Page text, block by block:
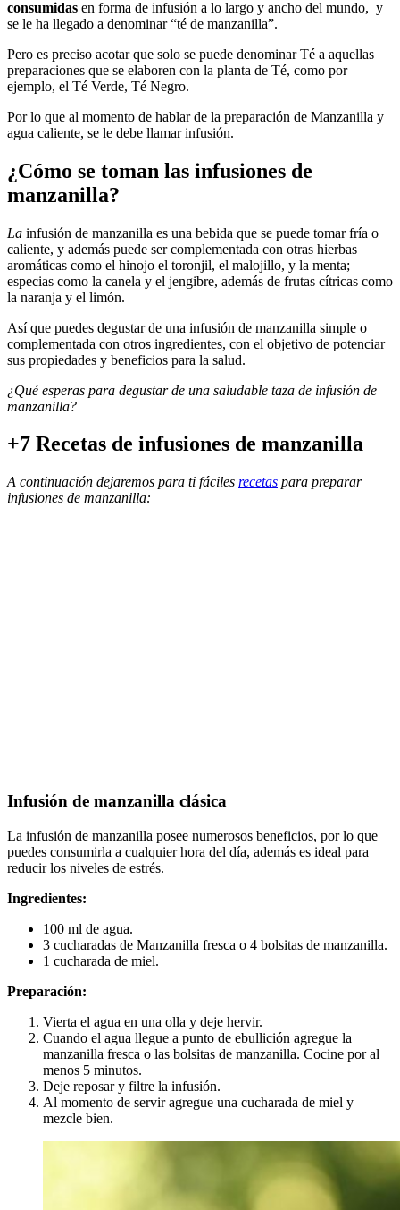
consumidas en forma de infusión a lo largo y ancho del mundo, y
se le ha llegado a denominar “té de manzanilla”.
Pero es preciso acotar que solo se puede denominar Té a aquellas
preparaciones que se elaboren con la planta de Té, como por
ejemplo, el Té Verde, Té Negro.
Por lo que al momento de hablar de la preparación de Manzanilla y
agua caliente, se le debe llamar infusión.
¿Cómo se toman las infusiones de
manzanilla?
La infusión de manzanilla es una bebida que se puede tomar fría o
caliente, y además puede ser complementada con otras hierbas
aromáticas como el hinojo el toronjil, el malojillo, y la menta;
especias como la canela y el jengibre, además de frutas cítricas como
la naranja y el limón.
Así que puedes degustar de una infusión de manzanilla simple o
complementada con otros ingredientes, con el objetivo de potenciar
sus propiedades y beneficios para la salud.
¿Qué esperas para degustar de una saludable taza de infusión de
manzanilla?
+7 Recetas de infusiones de manzanilla
A continuación dejaremos para ti fáciles recetas para preparar
infusiones de manzanilla:
Infusión de manzanilla clásica
La infusión de manzanilla posee numerosos beneficios, por lo que
puedes consumirla a cualquier hora del día, además es ideal para
reducir los niveles de estrés.
Ingredientes:
100 ml de agua.
3 cucharadas de Manzanilla fresca o 4 bolsitas de manzanilla.
1 cucharada de miel.
Preparación:
Vierta el agua en una olla y deje hervir.
Cuando el agua llegue a punto de ebullición agregue la
manzanilla fresca o las bolsitas de manzanilla. Cocine por al
menos 5 minutos.
Deje reposar y filtre la infusión.
Al momento de servir agregue una cucharada de miel y
mezcle bien.